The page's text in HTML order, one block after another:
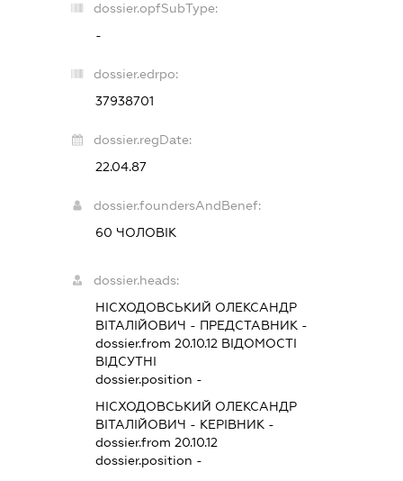
dossier.opfSubType:
-
dossier.edrpo:
37938701
dossier.regDate:
22.04.87
dossier.foundersAndBenef:
60 ЧОЛОВІК
dossier.heads:
НІСХОДОВСЬКИЙ ОЛЕКСАНДР
ВІТАЛІЙОВИЧ - ПРЕДСТАВНИК-
dossier.from 20.10.12ВІДОМОСТІ
ВІДСУТНІ
dossier.position -
НІСХОДОВСЬКИЙ ОЛЕКСАНДР
ВІТАЛІЙОВИЧ - КЕРІВНИК-
dossier.from 20.10.12
dossier.position -